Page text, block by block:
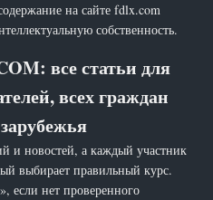
на сайте fdlx.com
собственность.
все статьи для
всех граждан
и новостей, а каждый участник
выбирает правильный курс.
если нет проверенного